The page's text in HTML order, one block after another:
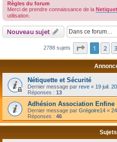
Règles du forum
Merci de prendre connaissance de la
utilisation.
Nouveau sujet
2788 sujets Page 1sur
1 2 3
Nétiquette et Sécurité
Dernier message par reve « 19 juil.
Réponses : 13
Adhésion Association Enfine
Dernier message par Grégoire14 «
Réponses : 46
Sujets